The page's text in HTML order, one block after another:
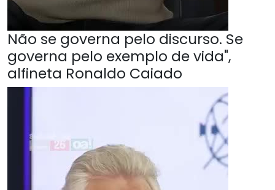
Não se governa pelo discurso. Se
governa pelo exemplo de vida",
alfineta Ronaldo Caiado